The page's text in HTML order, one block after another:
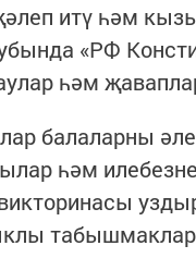
итү һәм
«РФ
һәм
балаларны
һәм